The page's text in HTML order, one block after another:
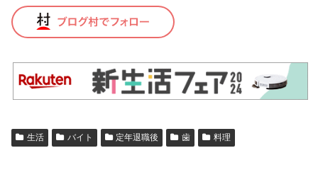
生活 バイト 定年退職後 歯 料理